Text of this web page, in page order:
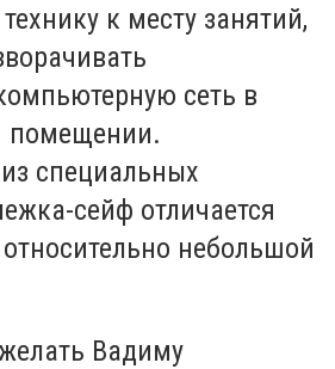
к месту занятий,
терную сеть в
помещении.
специальных
сейф отличается
небольшой
Вадиму